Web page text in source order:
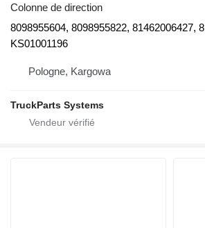
Colonne de direction
8098955604, 8098955822, 81462006427,
KS01001196
Pologne, Kargowa
TruckParts Systems